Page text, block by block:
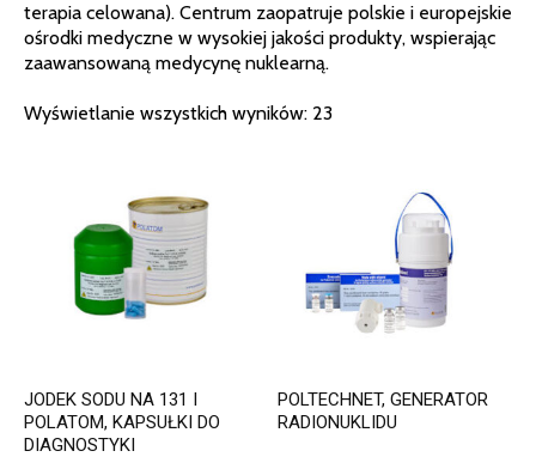
terapia celowana). Centrum zaopatruje polskie i europejskie
ośrodki medyczne w wysokiej jakości produkty, wspierając
zaawansowaną medycynę nuklearną.
Wyświetlanie wszystkich wyników: 23
JODEK SODU NA 131 I
POLATOM, KAPSUŁKI DO
DIAGNOSTYKI
POLTECHNET, GENERATOR
RADIONUKLIDU